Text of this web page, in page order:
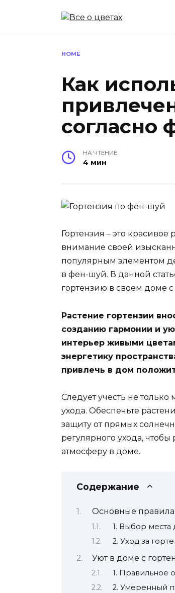
HOME
Как
согласно
НА ЧТЕНИЕ
4 мин
Гортензия – это
внимание своей
популярным элементом
в фен-шуй. В данной
гортензию в своем доме
Растение гортензии
созданию гармонии и
интерьер живыми
энергетику
привлечь в дом
Следует учесть не
ухода. Обеспечьте
защиту от прямых
регулярного ухода,
атмосферу в доме.
Содержание
Основные
1. Выбор места
2. Уход за
Уют в доме с
1. Правильное
2. Умеренный